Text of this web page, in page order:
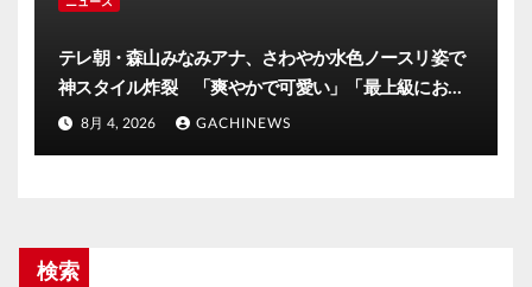
テレ朝・森山みなみアナ、さわやか水色ノースリ姿で
神スタイル炸裂 「爽やかで可愛い」「最上級にお似
合い」(J-CASTニュース)
8月 4, 2026 GACHINEWS
検索